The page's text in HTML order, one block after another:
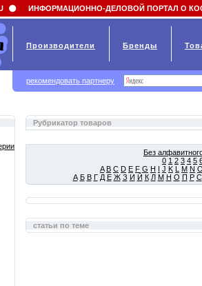
value
Рубрикатор товаров
Без
0 1 2 3 4 5
A B C D E F G H I J K L M N
А Б В Г Д Е Ж З И Й К Л М Н О П Р С
статьи по теме
ИНФОРМАЦИОННО-ДЕЛОВОЙ ПОРТАЛ О
Производители Бренды
рекомендовать партнеру